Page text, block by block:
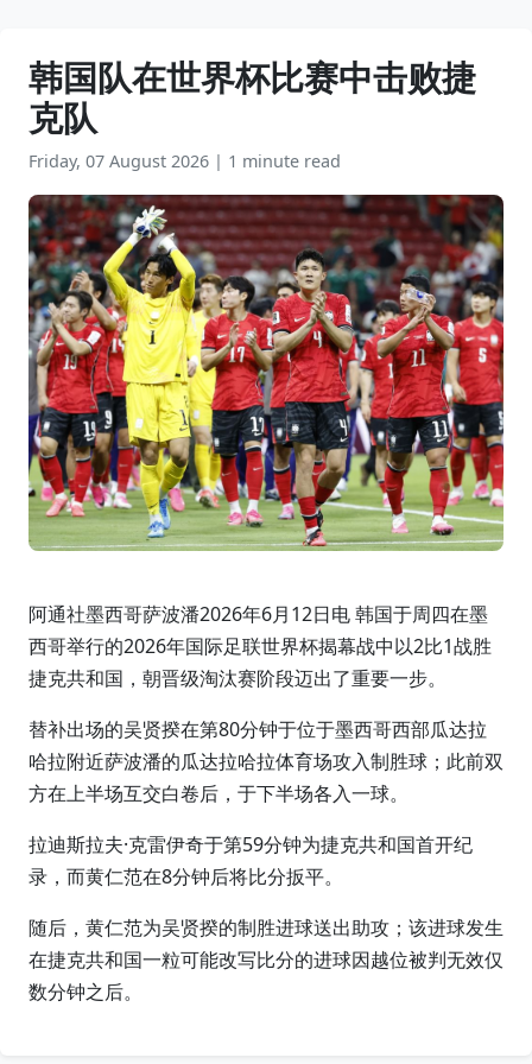
韩国队在世界杯比赛中击败捷
克队
Friday, 07 August 2026 | 1 minute read
阿通社墨西哥萨波潘2026年6月12日电 韩国于周四在墨
西哥举行的2026年国际足联世界杯揭幕战中以2比1战胜
捷克共和国，朝晋级淘汰赛阶段迈出了重要一步。
替补出场的吴贤揆在第80分钟于位于墨西哥西部瓜达拉
哈拉附近萨波潘的瓜达拉哈拉体育场攻入制胜球；此前双
方在上半场互交白卷后，于下半场各入一球。
拉迪斯拉夫·克雷伊奇于第59分钟为捷克共和国首开纪
录，而黄仁范在8分钟后将比分扳平。
随后，黄仁范为吴贤揆的制胜进球送出助攻；该进球发生
在捷克共和国一粒可能改写比分的进球因越位被判无效仅
数分钟之后。